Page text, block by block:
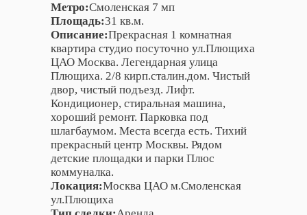
Метро:Смоленская 7 мп
Площадь:31 кв.м.
Описание:Прекрасная 1 комнатная
квартира студио посуточно ул.Плющиха
ЦАО Москва. Легендарная улица
Плющиха. 2/8 кирп.сталин.дом. Чистый
двор, чистый подъезд. Лифт.
Кондиционер, стиральная машина,
хороший ремонт. Парковка под
шлагбаумом. Места всегда есть. Тихий
прекрасный центр Москвы. Рядом
детские площадки и парки Плюс
коммуналка.
Локация:Москва ЦАО м.Смоленская
ул.Плющиха